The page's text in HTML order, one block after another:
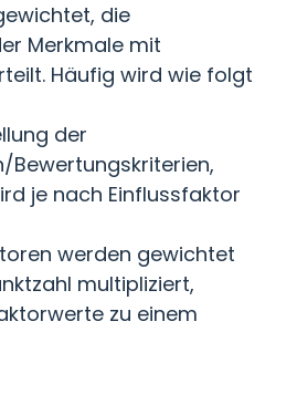
die
Merkmale mit
Häufig wird wie folgt
der
Bewertungskriterien,
je nach Einflussfaktor
werden gewichtet
multipliziert,
zu einem